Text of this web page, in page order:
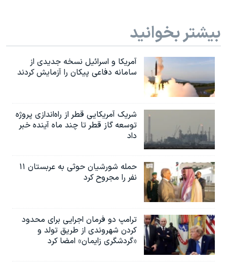
بیشتر بخوانید
آمریکا و اسرائیل نسخه جدیدی از
سامانه دفاعی پیکان را آزمایش کردند
شریک آمریکایی قطر از راه‌اندازی پروژه
توسعه گاز قطر تا چند ماه آینده خبر
داد
حمله شورشیان حوثی به عربستان ۱۱
نفر را مجروح کرد
ترامپ دو فرمان اجرایی برای محدود
کردن شهروندی از طریق تولد و
«گردشگری زایمان» امضا کرد